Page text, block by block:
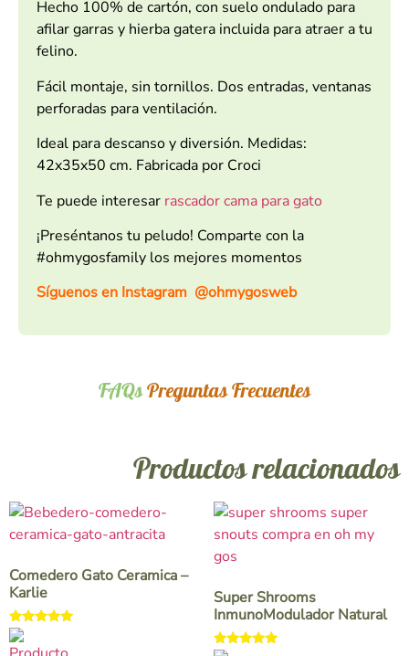
Hecho 100% de cartón, con suelo ondulado para
afilar garras y hierba gatera incluida para atraer a tu
felino.
Fácil montaje, sin tornillos. Dos entradas, ventanas
perforadas para ventilación.
Ideal para descanso y diversión. Medidas:
42x35x50 cm. Fabricada por Croci
Te puede interesar rascador cama para gato
¡Preséntanos tu peludo! Comparte con la
#ohmygosfamily los mejores momentos
Síguenos en Instagram @ohmygosweb
FAQsPreguntas Frecuentes
Productos relacionados
Comedero Gato Ceramica –
Karlie
Valorado
con
Super Shrooms
InmunoModulador Natural